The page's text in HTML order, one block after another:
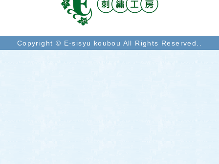
Copyright © E-sisyu koubou All Rights Reserved..